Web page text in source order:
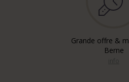
Grande offre &
Berne